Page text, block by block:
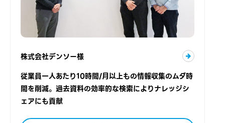
株式会社デンソー様
従業員一人あたり10時間/月以上もの情報収集のムダ時
間を削減。過去資料の効率的な検索によりナレッジシ
ェアにも貢献